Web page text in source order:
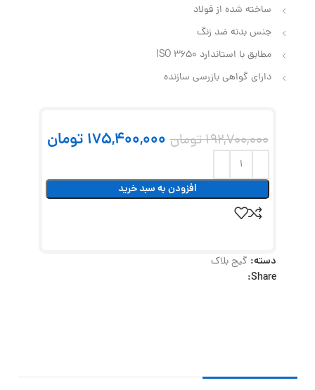
ساخته شده از فولاد
جنس بدنه ضد زنگ
مطابق با استاندارد ISO 3650
دارای گواهی بازرسی سازنده
192,700,000تومان 175,400,000 تومان
افزودن به سبد خرید
دسته: گیج بلاک
Share: